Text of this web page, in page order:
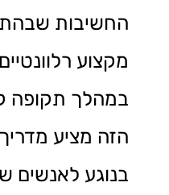
החשיבות
מקצוע
במהלך תקופה
הזה מציע
בנוגע לאנשים